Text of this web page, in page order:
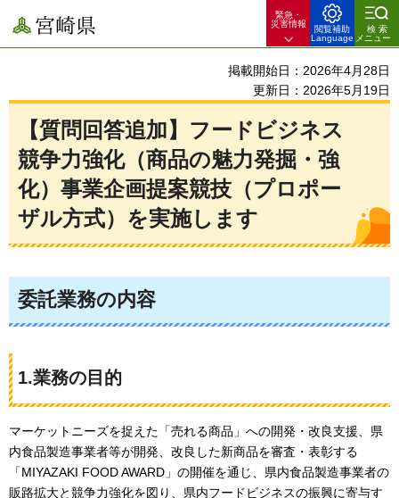
宮崎県
緊急・
災害情報
閲覧補助
Language
検索
メニュー
掲載開始日：2026年4月28日
更新日：2026年5月19日
【質問回答追加】フードビジネス
競争力強化（商品の魅力発掘・強
化）事業企画提案競技（プロポー
ザル方式）を実施します
委託業務の内容
1.業務の目的
マーケットニーズを捉えた「売れる商品」への開発・改良支援、県
内食品製造事業者等が開発、改良した新商品を審査・表彰する
「MIYAZAKI FOOD AWARD」の開催を通じ、県内食品製造事業者の
販路拡大と競争力強化を図り、県内フードビジネスの振興に寄与す